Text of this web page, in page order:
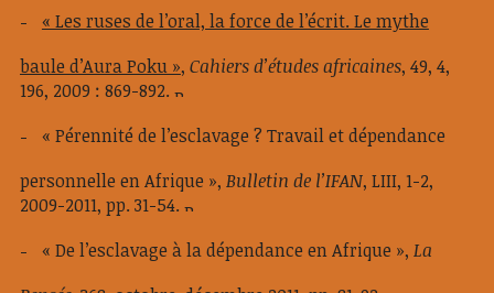
« Les ruses de l’oral, la force de l’écrit. Le mythe
baule d’Aura Poku », Cahiers d’études africaines, 49, 4,
196, 2009 : 869-892.
« Pérennité de l’esclavage ? Travail et dépendance
personnelle en Afrique », Bulletin de l’IFAN, LIII, 1-2,
2009-2011, pp. 31-54.
« De l’esclavage à la dépendance en Afrique », La